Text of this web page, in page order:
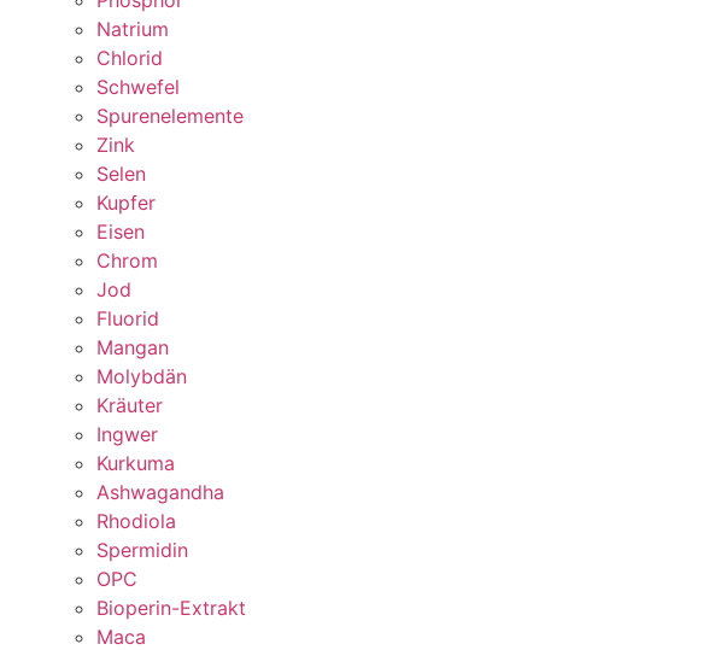
Natrium
Chlorid
Schwefel
Spurenelemente
Zink
Selen
Kupfer
Eisen
Chrom
Jod
Fluorid
Mangan
Molybdän
Kräuter
Ingwer
Kurkuma
Ashwagandha
Rhodiola
Spermidin
OPC
Bioperin-Extrakt
Maca